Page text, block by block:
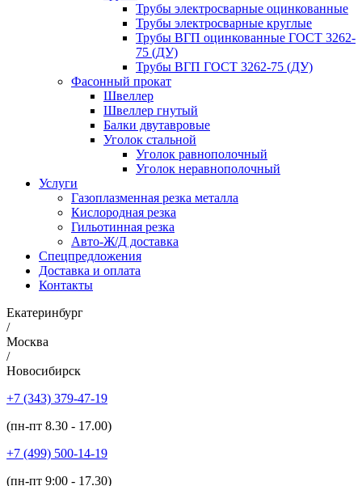
Трубы электросварные оцинкованные
Трубы электросварные круглые
Трубы ВГП оцинкованные ГОСТ 3262-
75 (ДУ)
Трубы ВГП ГОСТ 3262-75 (ДУ)
Фасонный прокат
Швеллер
Швеллер гнутый
Балки двутавровые
Уголок стальной
Уголок равнополочный
Уголок неравнополочный
Услуги
Газоплазменная резка металла
Кислородная резка
Гильотинная резка
Авто-Ж/Д доставка
Спецпредложения
Доставка и оплата
Контакты
Екатеринбург
/
Москва
/
Новосибирск
+7 (343) 379-47-19
(пн-пт 8.30 - 17.00)
+7 (499) 500-14-19
(пн-пт 9:00 - 17.30)